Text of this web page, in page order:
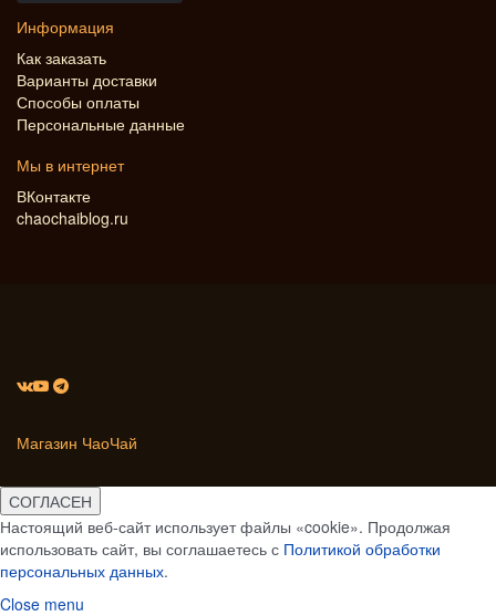
Информация
Как заказать
Варианты доставки
Способы оплаты
Персональные данные
Мы в интернет
ВКонтакте
chaochaiblog.ru
Магазин ЧаоЧай
СОГЛАСЕН
Настоящий веб-сайт использует файлы «cookie». Продолжая
использовать сайт, вы соглашаетесь с Политикой обработки
персональных данных.
Close menu